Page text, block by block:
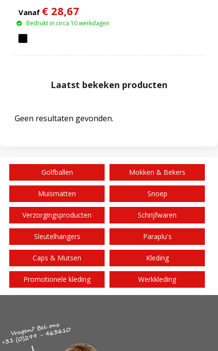
van 5000 mAh 5 W
Vanaf € 28,67
Bedrukt in circa 10 werkdagen
Laatst bekeken producten
Geen resultaten gevonden.
Golfballen Mokken & Bekers
Muismatten Snoep
Verzorgingsproducten Schrijfwaren
Sleutelhangers Paraplu's
Caps & Mutsen Kleding
Promotionele kleding Werkkleding